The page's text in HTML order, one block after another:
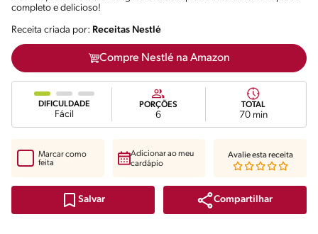
completo e delicioso!
Receita criada por: Receitas Nestlé
Compre Nestlé na Amazon
DIFICULDADE
Fácil
PORÇÕES
6
TOTAL
70 min
Salvar Compartilhar
Marcar como
feita
Adicionar ao meu
cardápio
Avalie esta receita